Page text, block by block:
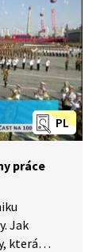
PL
práce
Jak
která